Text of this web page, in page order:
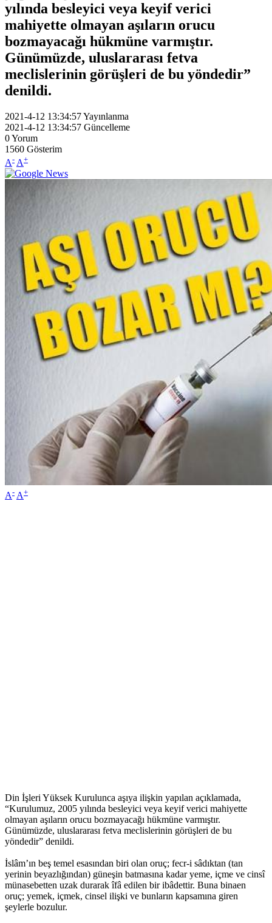
yılında besleyici veya keyif verici
mahiyette olmayan aşıların orucu
bozmayacağı hükmüne varmıştır.
Günümüzde, uluslararası fetva
meclislerinin görüşleri de bu yöndedir”
denildi.
2021-4-12 13:34:57Yayınlanma
2021-4-12 13:34:57 Güncelleme
0Yorum
1560 Gösterim
A- A+
A- A+
Din İşleri Yüksek Kurulunca aşıya ilişkin yapılan açıklamada,
“Kurulumuz, 2005 yılında besleyici veya keyif verici mahiyette
olmayan aşıların orucu bozmayacağı hükmüne varmıştır.
Günümüzde, uluslararası fetva meclislerinin görüşleri de bu
yöndedir” denildi.
İslâm’ın beş temel esasından biri olan oruç; fecr-i sâdıktan (tan
yerinin beyazlığından) güneşin batmasına kadar yeme, içme ve cinsî
münasebetten uzak durarak îfâ edilen bir ibâdettir. Buna binaen
oruç; yemek, içmek, cinsel ilişki ve bunların kapsamına giren
şeylerle bozulur.